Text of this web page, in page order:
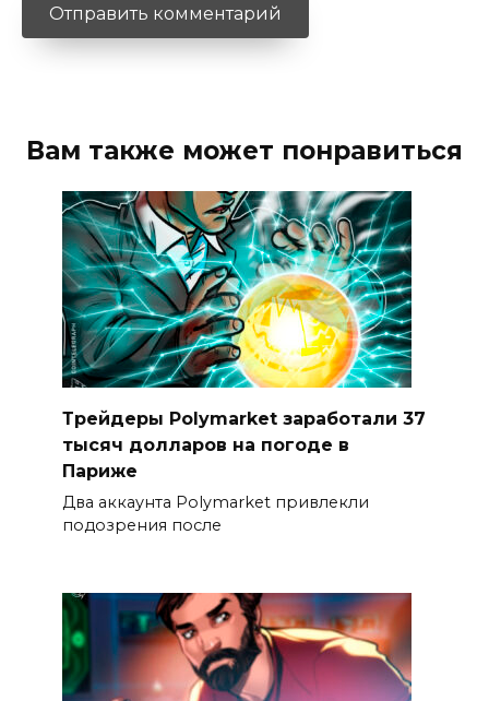
Вам также может понравиться
Трейдеры Polymarket заработали 37
тысяч долларов на погоде в
Париже
Два аккаунта Polymarket привлекли
подозрения после